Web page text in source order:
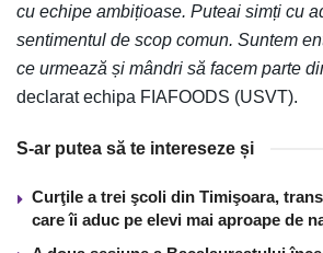
cu echipe ambițioase. Puteai simți cu
sentimentul de scop comun. Suntem
ce urmează și mândri să facem parte
declarat echipa FIAFOODS (USVT).
S-ar putea să te intereseze și
Curţile a trei şcoli din Timişoara,
care îi aduc pe elevi mai aproape de